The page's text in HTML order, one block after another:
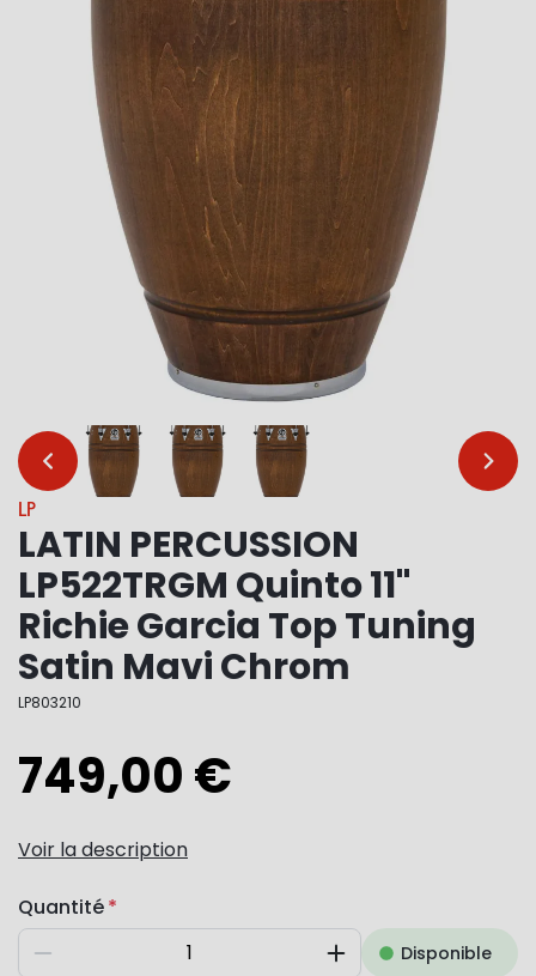
… …
LP
LATIN PERCUSSION
LP522TRGM Quinto 11"
Richie Garcia Top Tuning
Satin Mavi Chrom
LP803210
749,00 €
Voir la description
Quantité
Diminuer AugmenterDisponible